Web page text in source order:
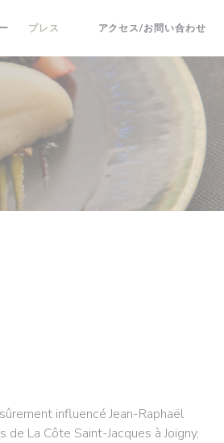
プレス
((新しいウィンドウで開きます))
アクセス/お問い合わせ
influencé Jean-Raphaël
La Côte Saint-Jacques à Joigny,